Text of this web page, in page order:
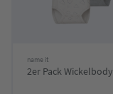
name it
2er Pack Wickelbody